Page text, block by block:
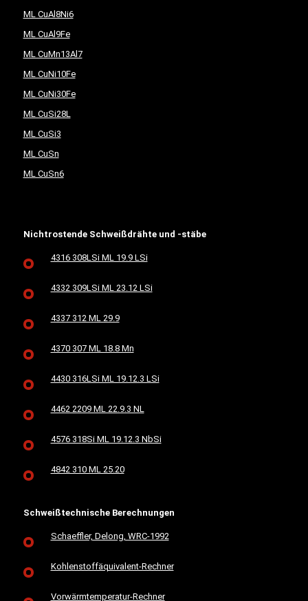
ML CuAl8Ni6
ML CuAl9Fe
ML CuMn13Al7
ML CuNi10Fe
ML CuNi30Fe
ML CuSi28L
ML CuSi3
ML CuSn
ML CuSn6
Nichtrostende Schweißdrähte und -stäbe
4316 308LSi ML 19.9 LSi
4332 309LSi ML 23.12 LSi
4337 312 ML 29.9
4370 307 ML 18.8 Mn
4430 316LSi ML 19.12.3 LSi
4462 2209 ML 22.9.3 NL
4576 318Si ML 19.12.3 NbSi
4842 310 ML 25.20
Schweißtechnische Berechnungen
Schaeffler, Delong, WRC-1992
Kohlenstoffäquivalent-Rechner
Vorwärmtemperatur-Rechner